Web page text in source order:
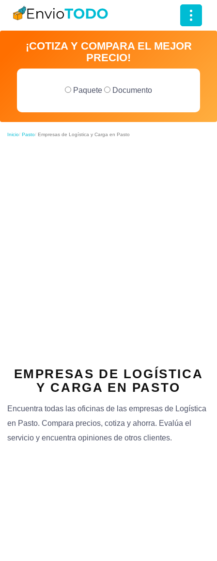
T
o
g
¡COTIZA Y COMPARA EL MEJOR
PRECIO!
Paquete Documento
Inicio Pasto Empresas de Logística y Carga en Pasto
EMPRESAS DE LOGÍSTICA
Y CARGA EN PASTO
Encuentra todas las oficinas de las empresas de Logística
en Pasto. Compara precios, cotiza y ahorra. Evalúa el
servicio y encuentra opiniones de otros clientes.